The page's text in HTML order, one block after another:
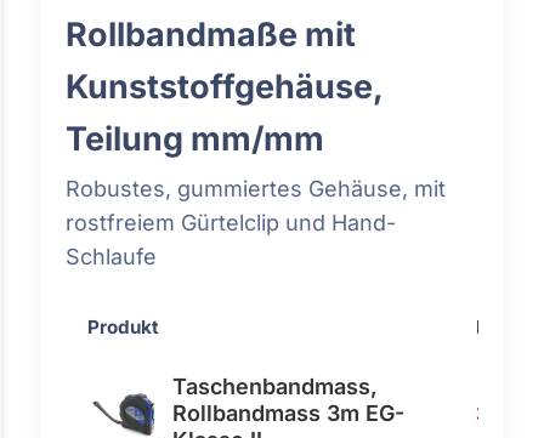
Rollbandmaße mit
Kunststoffgehäuse,
Teilung mm/mm
Robustes, gummiertes Gehäuse, mit
rostfreiem Gürtelclip und Hand-
Schlaufe
Produkt Preis
Taschenbandmass,
Rollbandmass 3m EG-
3,35 €